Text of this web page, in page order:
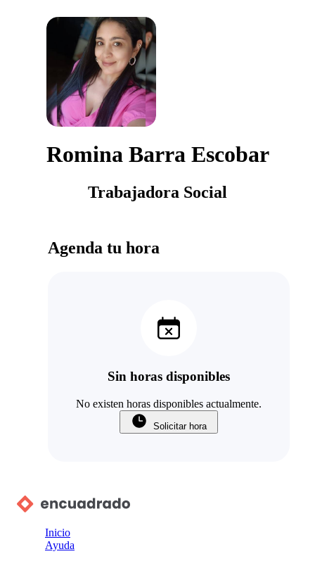
Romina Barra Escobar
Trabajadora Social
Agenda tu hora
Sin horas disponibles
No existen horas disponibles actualmente.
Solicitar hora
Inicio
Ayuda